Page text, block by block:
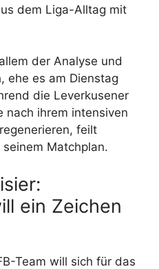
dem Liga-Alltag mit
der Analyse und
ehe es am Dienstag
die Leverkusener
nach ihrem intensiven
feilt
Matchplan.
ein Zeichen
Team will sich für das